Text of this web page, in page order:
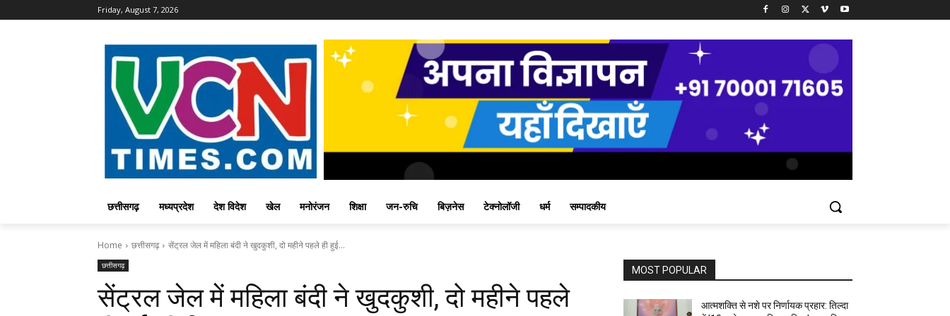
Friday, August 7, 2026
छत्तीसगढ़ मध्यप्रदेश देश विदेश खेल मनोरंजन शिक्षा जन-रुचि बिज़नेस टेक्नोलॉजी धर्म सम्पादकीय
Home छत्तीसगढ़ सेंट्रल जेल में महिला बंदी ने खुदकुशी, दो महीने पहले ही हुई...
छत्तीसगढ़
सेंट्रल जेल में महिला बंदी ने खुदकुशी, दो महीने पहले
MOST POPULAR
आत्मशक्ति से नशे पर निर्णायक प्रहार: तिल्दा